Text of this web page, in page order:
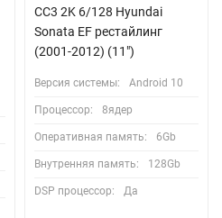
CC3 2K 6/128 Hyundai
Sonata EF рестайлинг
(2001-2012) (11")
Версия системы: Android 10
Процессор: 8ядер
Оперативная память: 6Gb
Внутренняя память: 128Gb
DSP процессор: Да